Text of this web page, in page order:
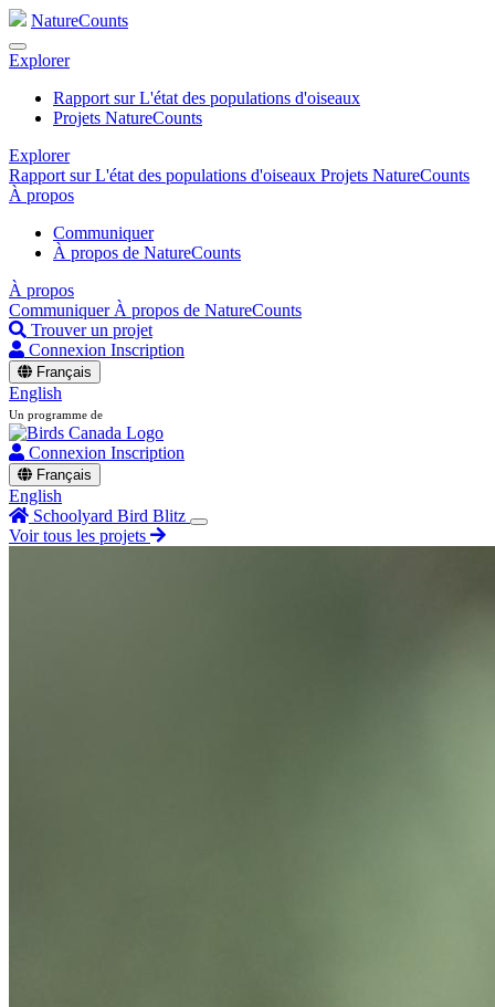
NatureCounts
Explorer
Rapport sur L'état des populations d'oiseaux
Projets NatureCounts
Explorer
Rapport sur L'état des populations d'oiseaux Projets NatureCounts
À propos
Communiquer
À propos de NatureCounts
À propos
Communiquer À propos de NatureCounts
Trouver un projet
Connexion Inscription
Français
English
Un programme de
Connexion Inscription
Français
English
Schoolyard Bird Blitz
Voir tous les projets